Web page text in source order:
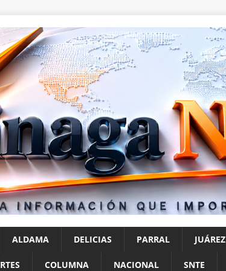
ALDAMA DELICIAS PARRAL JUÁREZ
COLUMNA NACIONAL SNTE